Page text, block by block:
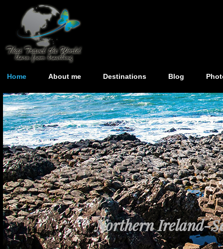
Home About me Destinations Blog
Northern Ireland-